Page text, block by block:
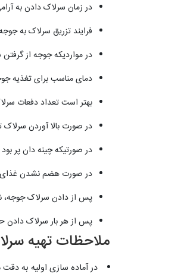
در زمان سرلاک دادن به
فرایند تزریق سرلاک به
در مواردیکه جوجه از
دمای مناسب برای تغذیه جوجه سرلاکی 37 تا 40 درجه است و دادن
بهتر است تعداد دفعات سرلاک را بیشتر
در صورت بالا آوردن
در صورتیکه چینه دان پر
در صورت هضم نشدن غذای
پس از دادن سرلاک جوجه،
پس از هر بار سرلاک دادن
ملاحظات تهیه
در آماده سازی اولیه به